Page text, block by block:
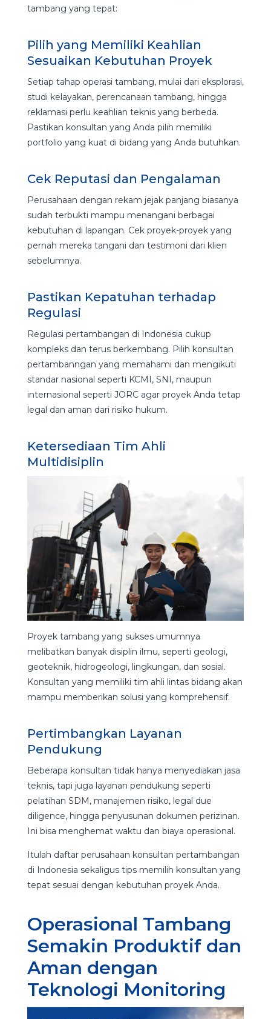
tambang yang tepat:
Pilih yang Memiliki Keahlian
Sesuaikan Kebutuhan Proyek
Setiap tahap operasi tambang, mulai dari eksplorasi,
studi kelayakan, perencanaan tambang, hingga
reklamasi perlu keahlian teknis yang berbeda.
Pastikan konsultan yang Anda pilih memiliki
portfolio yang kuat di bidang yang Anda butuhkan.
Cek Reputasi dan Pengalaman
Perusahaan dengan rekam jejak panjang biasanya
sudah terbukti mampu menangani berbagai
kebutuhan di lapangan. Cek proyek-proyek yang
pernah mereka tangani dan testimoni dari klien
sebelumnya.
Pastikan Kepatuhan terhadap
Regulasi
Regulasi pertambangan di Indonesia cukup
kompleks dan terus berkembang. Pilih konsultan
pertambanngan yang memahami dan mengikuti
standar nasional seperti KCMI, SNI, maupun
internasional seperti JORC agar proyek Anda tetap
legal dan aman dari risiko hukum.
Ketersediaan Tim Ahli
Multidisiplin
Proyek tambang yang sukses umumnya
melibatkan banyak disiplin ilmu, seperti geologi,
geoteknik, hidrogeologi, lingkungan, dan sosial.
Konsultan yang memiliki tim ahli lintas bidang akan
mampu memberikan solusi yang komprehensif.
Pertimbangkan Layanan
Pendukung
Beberapa konsultan tidak hanya menyediakan jasa
teknis, tapi juga layanan pendukung seperti
pelatihan SDM, manajemen risiko, legal due
diligence, hingga penyusunan dokumen perizinan.
Ini bisa menghemat waktu dan biaya operasional.
Itulah daftar perusahaan konsultan pertambangan
di Indonesia sekaligus tips memilih konsultan yang
tepat sesuai dengan kebutuhan proyek Anda.
Operasional Tambang
Semakin Produktif dan
Aman dengan
Teknologi Monitoring